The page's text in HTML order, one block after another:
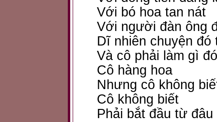
Với bó hoa tan nát
Với người đàn ông
Dĩ nhiên chuyện đó
Và cô phải làm gì đó
Cô hàng hoa
Nhưng cô không
Cô không biết
Phải bắt đầu từ đâu